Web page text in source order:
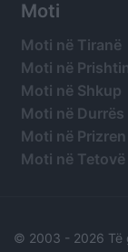
Moti
Moti në Tiranë
Moti në
Moti në Shkup
Moti në Durrës
Moti në Prizren
Moti në Tetovë
© 2003 - 2026 Të